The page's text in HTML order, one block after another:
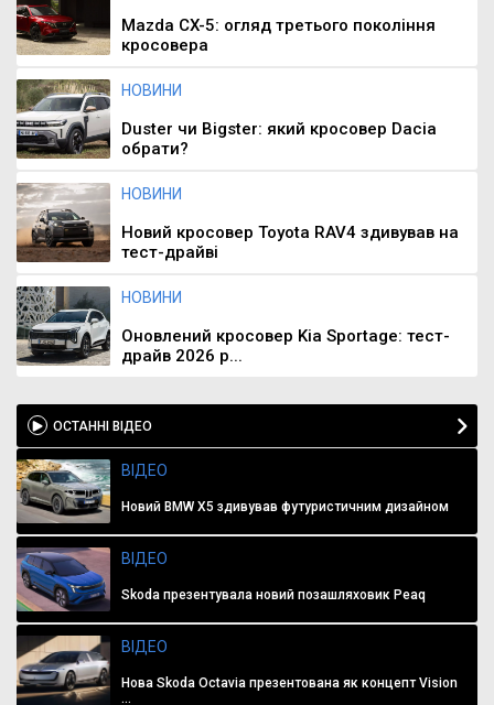
Mazda CX-5: огляд третього покоління
кросовера
НОВИНИ
Duster чи Bigster: який кросовер Dacia
обрати?
НОВИНИ
Новий кросовер Toyota RAV4 здивував на
тест-драйві
НОВИНИ
Оновлений кросовер Kia Sportage: тест-
драйв 2026 р...
ОСТАННІ ВІДЕО
ВІДЕО
Новий BMW X5 здивував футуристичним дизайном
ВІДЕО
Skoda презентувала новий позашляховик Peaq
ВІДЕО
Нова Skoda Octavia презентована як концепт Vision
...